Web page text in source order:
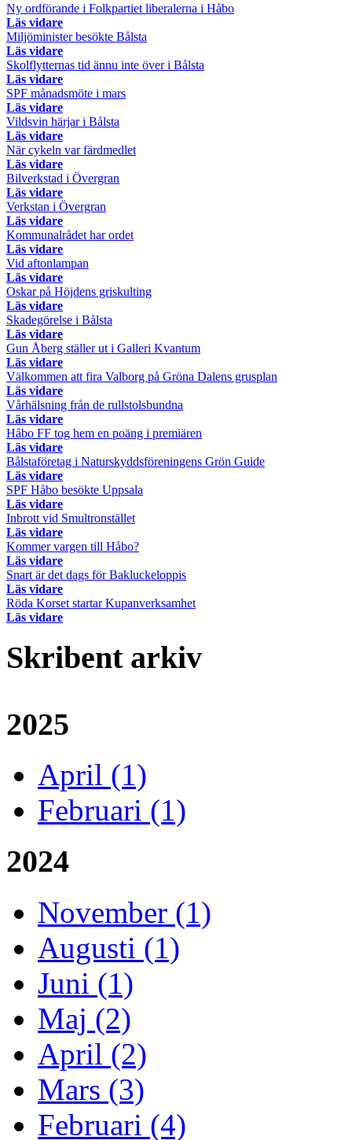
Ny ordförande i Folkpartiet liberalerna i Håbo
Läs vidare
Miljöminister besökte Bålsta
Läs vidare
Skolflytternas tid ännu inte över i Bålsta
Läs vidare
SPF månadsmöte i mars
Läs vidare
Vildsvin härjar i Bålsta
Läs vidare
När cykeln var färdmedlet
Läs vidare
Bilverkstad i Övergran
Läs vidare
Verkstan i Övergran
Läs vidare
Kommunalrådet har ordet
Läs vidare
Vid aftonlampan
Läs vidare
Oskar på Höjdens griskulting
Läs vidare
Skadegörelse i Bålsta
Läs vidare
Gun Åberg ställer ut i Galleri Kvantum
Läs vidare
Välkommen att fira Valborg på Gröna Dalens grusplan
Läs vidare
Vårhälsning från de rullstolsbundna
Läs vidare
Håbo FF tog hem en poäng i premiären
Läs vidare
Bålstaföretag i Naturskyddsföreningens Grön Guide
Läs vidare
SPF Håbo besökte Uppsala
Läs vidare
Inbrott vid Smultronstället
Läs vidare
Kommer vargen till Håbo?
Läs vidare
Snart är det dags för Bakluckeloppis
Läs vidare
Röda Korset startar Kupanverksamhet
Läs vidare
Skribent arkiv
2025
April (1)
Februari (1)
2024
November (1)
Augusti (1)
Juni (1)
Maj (2)
April (2)
Mars (3)
Februari (4)